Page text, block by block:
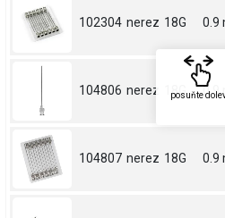
102304 nerez 18G 0.9
104806 nerez 18G 0.9
104807 nerez 18G 0.9
posuňte